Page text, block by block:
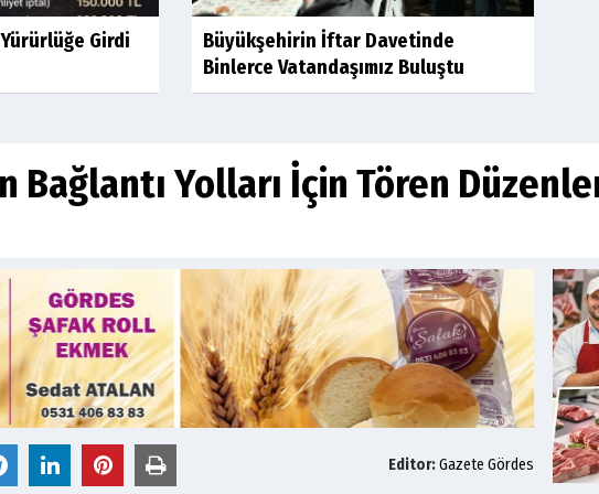
Girdi
Büyükşehirin İftar Davetinde
Binlerce Vatandaşımız Buluştu
Bağlantı Yolları İçin Tören
Editor:Gazete Gördes